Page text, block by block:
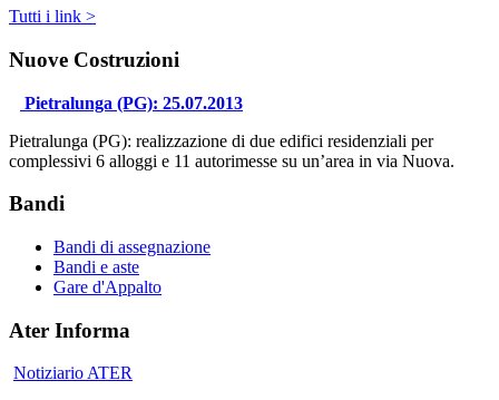
Tutti i link >
Nuove Costruzioni
Pietralunga (PG): 25.07.2013
Pietralunga (PG): realizzazione di due edifici residenziali per
complessivi 6 alloggi e 11 autorimesse su un’area in via Nuova.
Bandi
Bandi di assegnazione
Bandi e aste
Gare d'Appalto
Ater Informa
Notiziario ATER